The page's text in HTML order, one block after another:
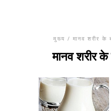
मुख्य / मानव शरीर के
मानव शरीर के